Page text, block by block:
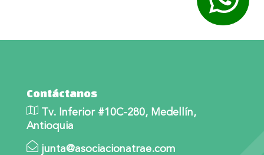
Contáctanos
Tv. Inferior #10C-280, Medellín,
Antioquia
junta@asociacionatrae.com